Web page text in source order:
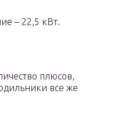
– 22,5 кВт.
плюсов,
все же